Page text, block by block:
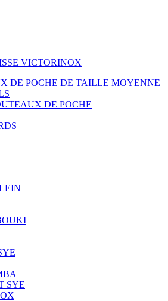
VICTORINOX
DE POCHE DE TAILLE MOYENNE
DE POCHE
SYE